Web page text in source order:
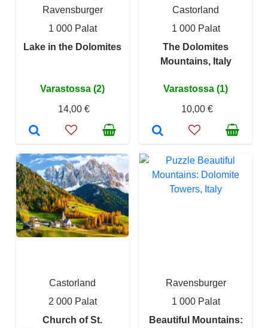
Ravensburger
1 000 Palat
Lake in the Dolomites
Varastossa (2)
14,00 €
Castorland
1 000 Palat
The Dolomites
Mountains, Italy
Varastossa (1)
10,00 €
Castorland
2 000 Palat
Church of St.
Ravensburger
1 000 Palat
Beautiful Mountains: